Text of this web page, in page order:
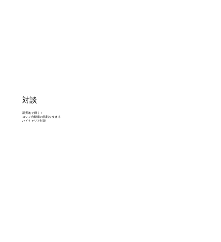
対談
新天地で輝く！
ヨシノ自動車の挑戦を支える
ハイキャリア対談